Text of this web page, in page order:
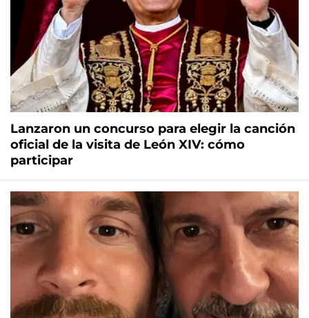
Lanzaron un concurso para elegir la canción
oficial de la visita de León XIV: cómo
participar